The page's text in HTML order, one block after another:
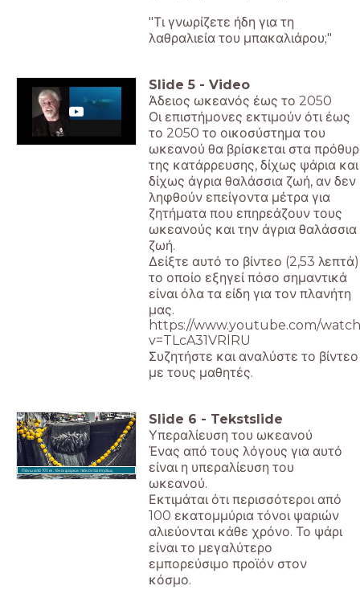
"Τι γνωρίζετε ήδη για τη
λαθραλιεία του μπακαλιάρου;"
Slide 5 - Video
Άδειος ωκεανός έως το 2050
Οι επιστήμονες εκτιμούν ότι έως
το 2050 το οικοσύστημα του
ωκεανού θα βρίσκεται στα
της κατάρρευσης, δίχως ψάρια και
δίχως άγρια θαλάσσια ζωή, αν δεν
ληφθούν επείγοντα μέτρα για
ζητήματα που επηρεάζουν τους
ωκεανούς και την άγρια θαλάσσια
ζωή.
Δείξτε αυτό το βίντεο (2,53
το οποίο εξηγεί πόσο σημαντικά
είναι όλα τα είδη για τον πλανήτη
μας.
https://www.youtube.com/
v=TLcA31VRlRU
Συζητήστε και αναλύστε το βίντεο
με τους μαθητές.
Πάνω από 100 εκ. τόνοι ψαριών πιάνονται ετησίως.
Slide 6 - Tekstslide
Υπεραλίευση του ωκεανού
Ένας από τους λόγους για αυτό
είναι η υπεραλίευση του
ωκεανού.
Εκτιμάται ότι περισσότεροι από
100 εκατομμύρια τόνοι ψαριών
αλιεύονται κάθε χρόνο. Το ψάρι
είναι το μεγαλύτερο
εμπορεύσιμο προϊόν στον
κόσμο.